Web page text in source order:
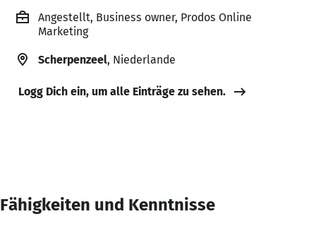
Angestellt, Business owner, Prodos Online
Marketing
Scherpenzeel, Niederlande
Logg Dich ein, um alle Einträge zu sehen.
Fähigkeiten und Kenntnisse